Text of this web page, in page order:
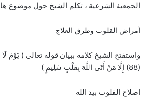
الجمعية الشرعية ، تكلم الشيخ حول موضوع
أمراض القلوب وطرق العلاج
واستفتح الشيخ كلامه ببيان قوله تعالى ( يَوْمَ لَا
(88) إِلَّا مَنْ أَتَى اللَّهَ بِقَلْبٍ سَلِيمٍ )
اصلاح القلوب بيد الله